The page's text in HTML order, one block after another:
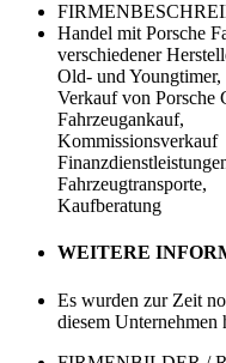
Handel mit Porsche
verschiedener
Old- und Youngtimer,
Verkauf von Porsche
Fahrzeugankauf,
Kommissionsverkauf
Fahrzeugtransporte,
Kaufberatung
WEITERE
Es wurden zur Zeit
diesem Unternehmen